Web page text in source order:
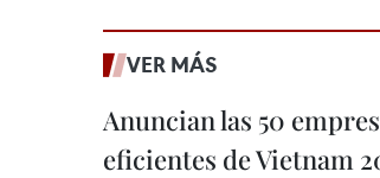
VER MÁS
Anuncian las 50
eficientes de Vietnam